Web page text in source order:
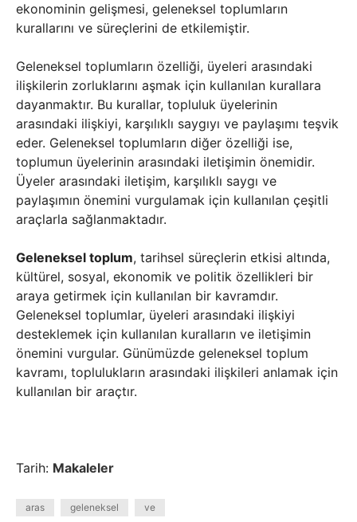
ekonominin gelişmesi, geleneksel toplumların
kurallarını ve süreçlerini de etkilemiştir.
Geleneksel toplumların özelliği, üyeleri arasındaki
ilişkilerin zorluklarını aşmak için kullanılan kurallara
dayanmaktır. Bu kurallar, topluluk üyelerinin
arasındaki ilişkiyi, karşılıklı saygıyı ve paylaşımı teşvik
eder. Geleneksel toplumların diğer özelliği ise,
toplumun üyelerinin arasındaki iletişimin önemidir.
Üyeler arasındaki iletişim, karşılıklı saygı ve
paylaşımın önemini vurgulamak için kullanılan çeşitli
araçlarla sağlanmaktadır.
Geleneksel toplum, tarihsel süreçlerin etkisi altında,
kültürel, sosyal, ekonomik ve politik özellikleri bir
araya getirmek için kullanılan bir kavramdır.
Geleneksel toplumlar, üyeleri arasındaki ilişkiyi
desteklemek için kullanılan kuralların ve iletişimin
önemini vurgular. Günümüzde geleneksel toplum
kavramı, toplulukların arasındaki ilişkileri anlamak için
kullanılan bir araçtır.
Tarih: Makaleler
aras geleneksel ve